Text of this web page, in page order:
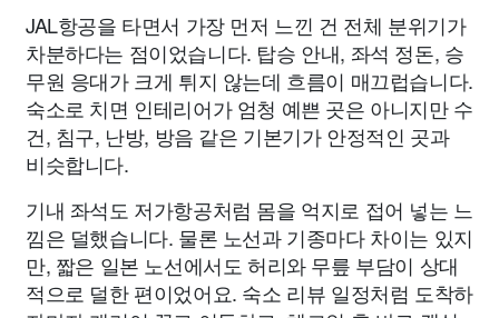
JAL항공을 타면서 가장 먼저 느낀 건 전체 분위기가
차분하다는 점이었습니다. 탑승 안내, 좌석 정돈, 승
무원 응대가 크게 튀지 않는데 흐름이 매끄럽습니다.
숙소로 치면 인테리어가 엄청 예쁜 곳은 아니지만 수
건, 침구, 난방, 방음 같은 기본기가 안정적인 곳과
비슷합니다.
기내 좌석도 저가항공처럼 몸을 억지로 접어 넣는 느
낌은 덜했습니다. 물론 노선과 기종마다 차이는 있지
만, 짧은 일본 노선에서도 허리와 무릎 부담이 상대
적으로 덜한 편이었어요. 숙소 리뷰 일정처럼 도착하